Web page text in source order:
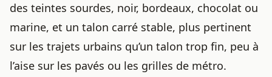
des teintes sourdes, noir, bordeaux, chocolat ou
marine, et un talon carré stable, plus pertinent
sur les trajets urbains qu’un talon trop fin, peu à
l’aise sur les pavés ou les grilles de métro.